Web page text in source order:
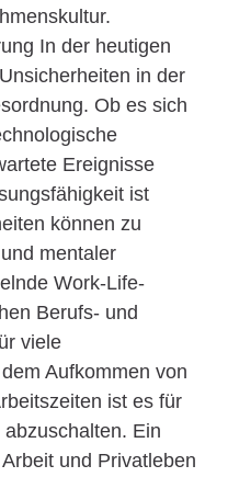
In der heutigen
in der
Ob es sich
Ereignisse
ist
können zu
mentaler
Work-Life-
Berufs- und
viele
Aufkommen von
ist es für
Ein
und Privatleben